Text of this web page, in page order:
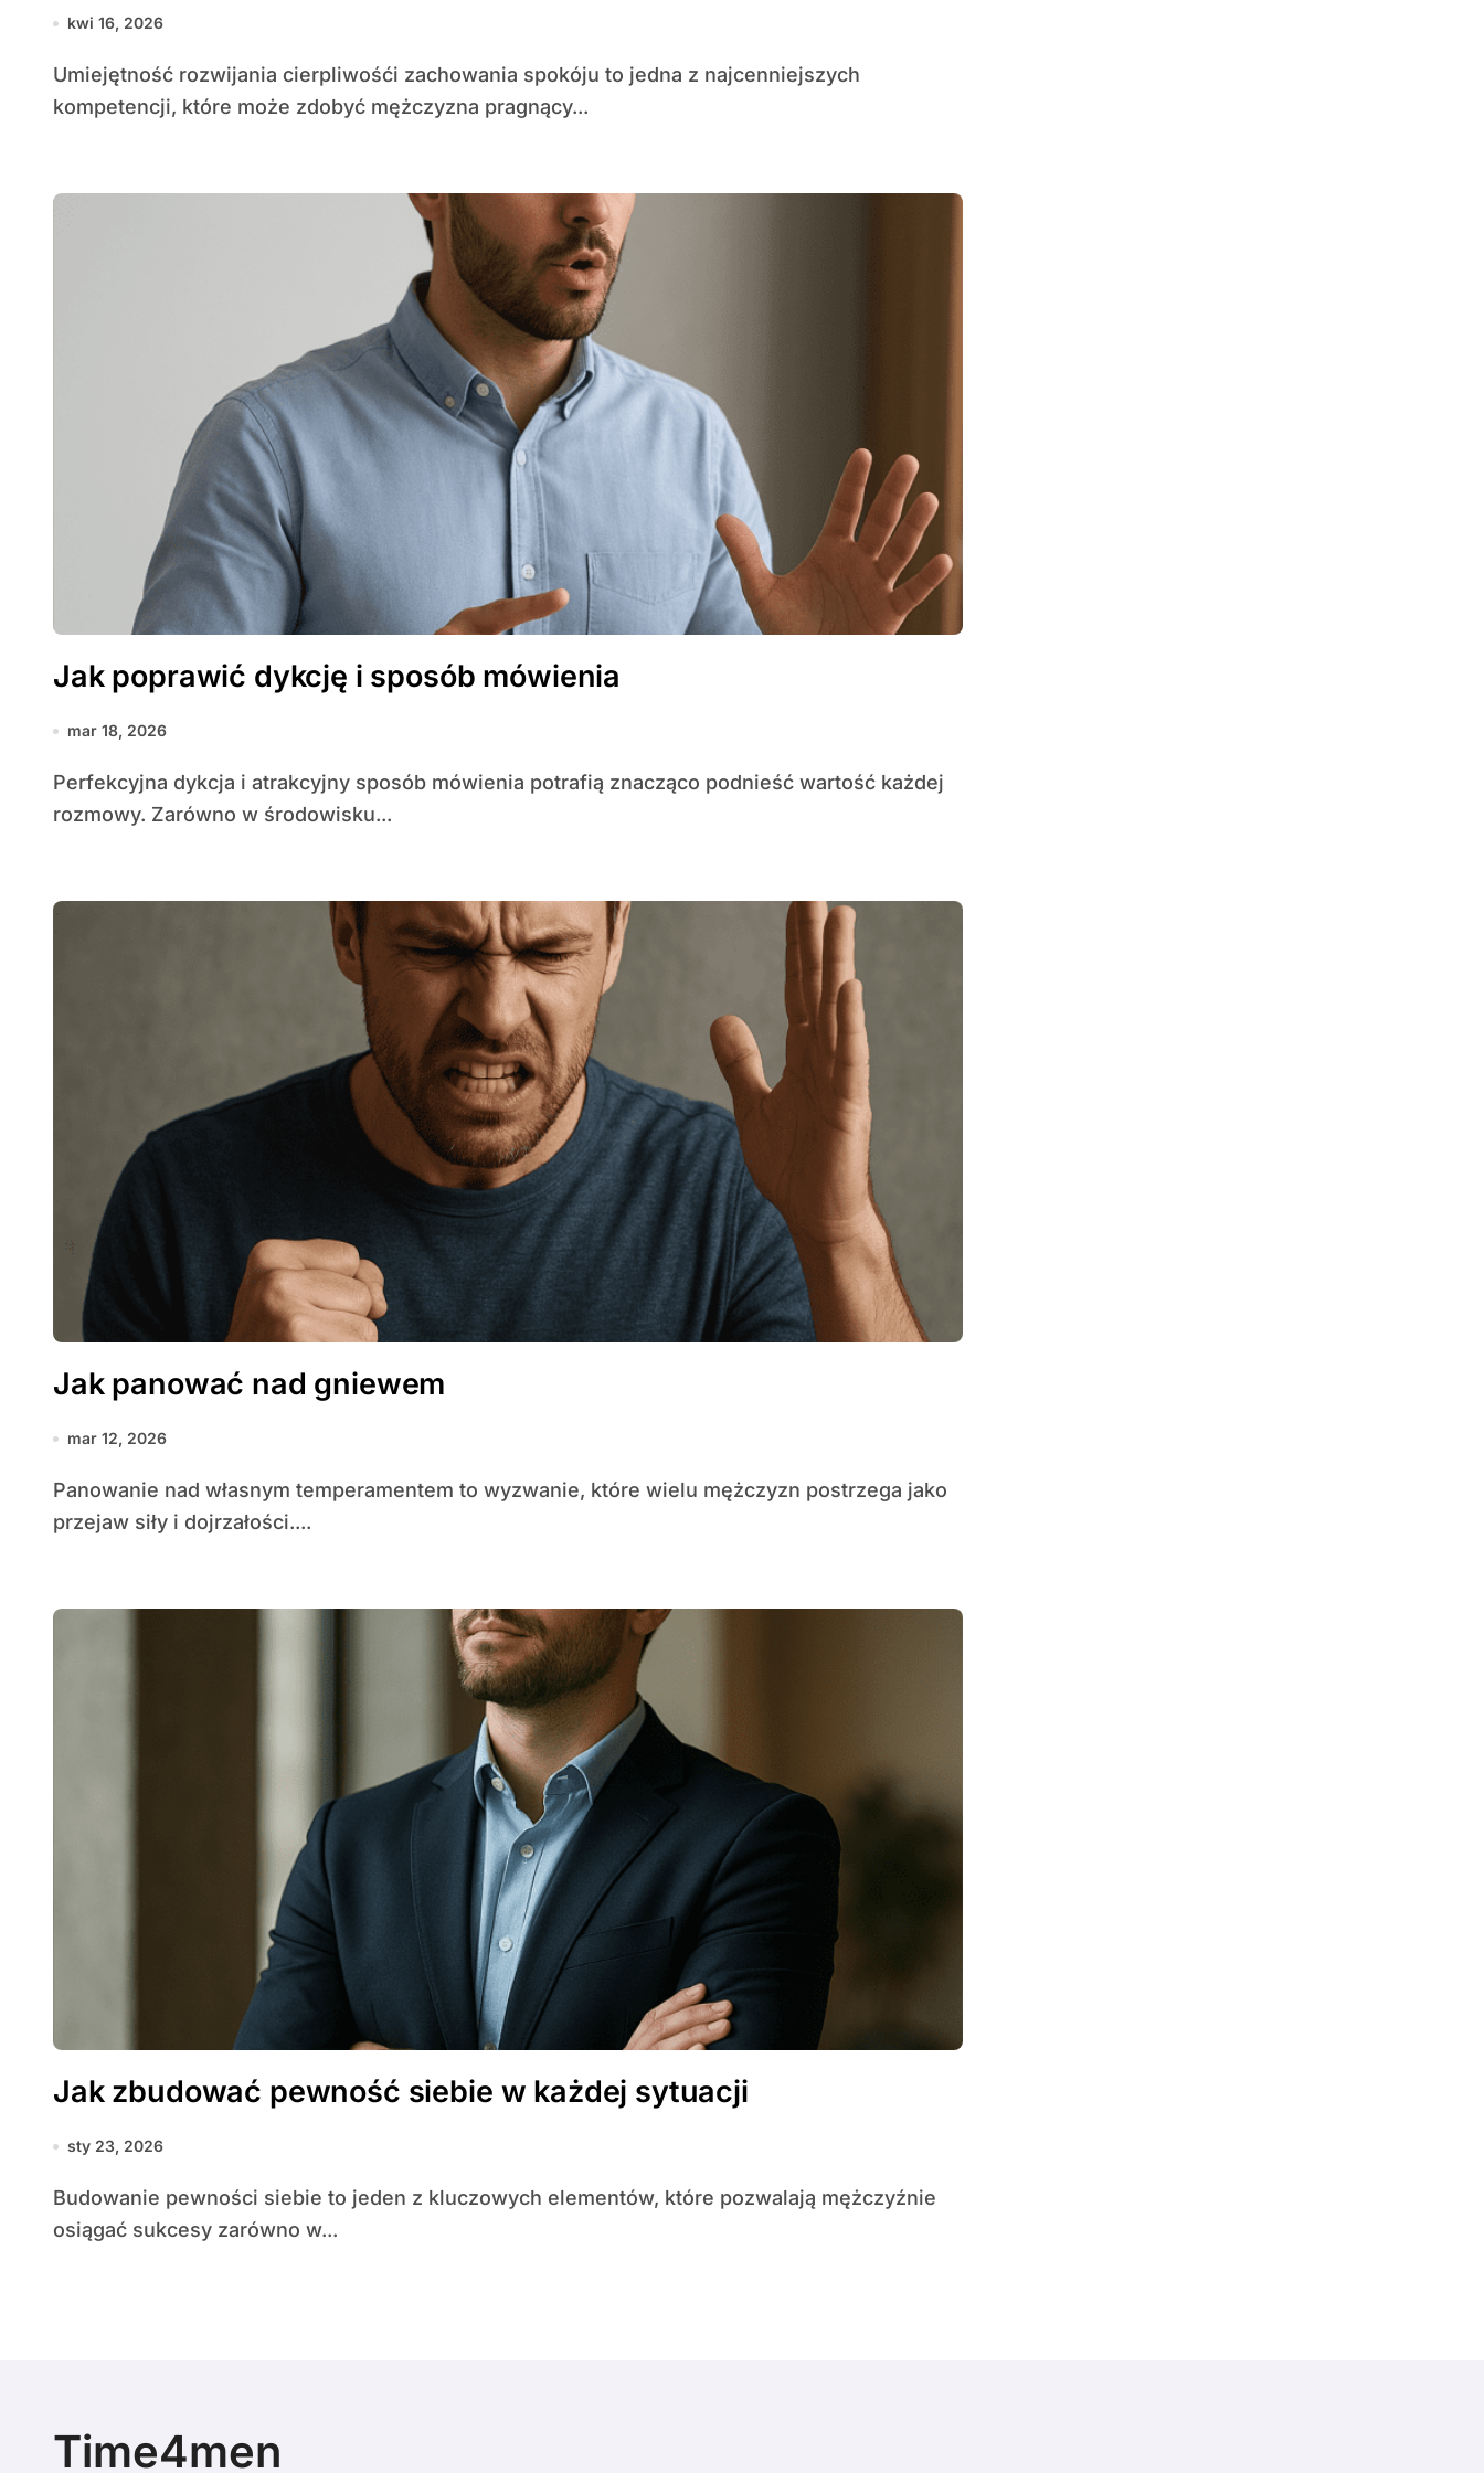
kwi 16, 2026
Umiejętność rozwijania cierpliwośći zachowania spokóju to jedna z najcenniejszych
kompetencji, które może zdobyć mężczyzna pragnący...
Jak poprawić dykcję i sposób mówienia
mar 18, 2026
Perfekcyjna dykcja i atrakcyjny sposób mówienia potrafią znacząco podnieść wartość każdej
rozmowy. Zarówno w środowisku...
Jak panować nad gniewem
mar 12, 2026
Panowanie nad własnym temperamentem to wyzwanie, które wielu mężczyzn postrzega jako
przejaw siły i dojrzałości....
Jak zbudować pewność siebie w każdej sytuacji
sty 23, 2026
Budowanie pewności siebie to jeden z kluczowych elementów, które pozwalają mężczyźnie
osiągać sukcesy zarówno w...
Time4men